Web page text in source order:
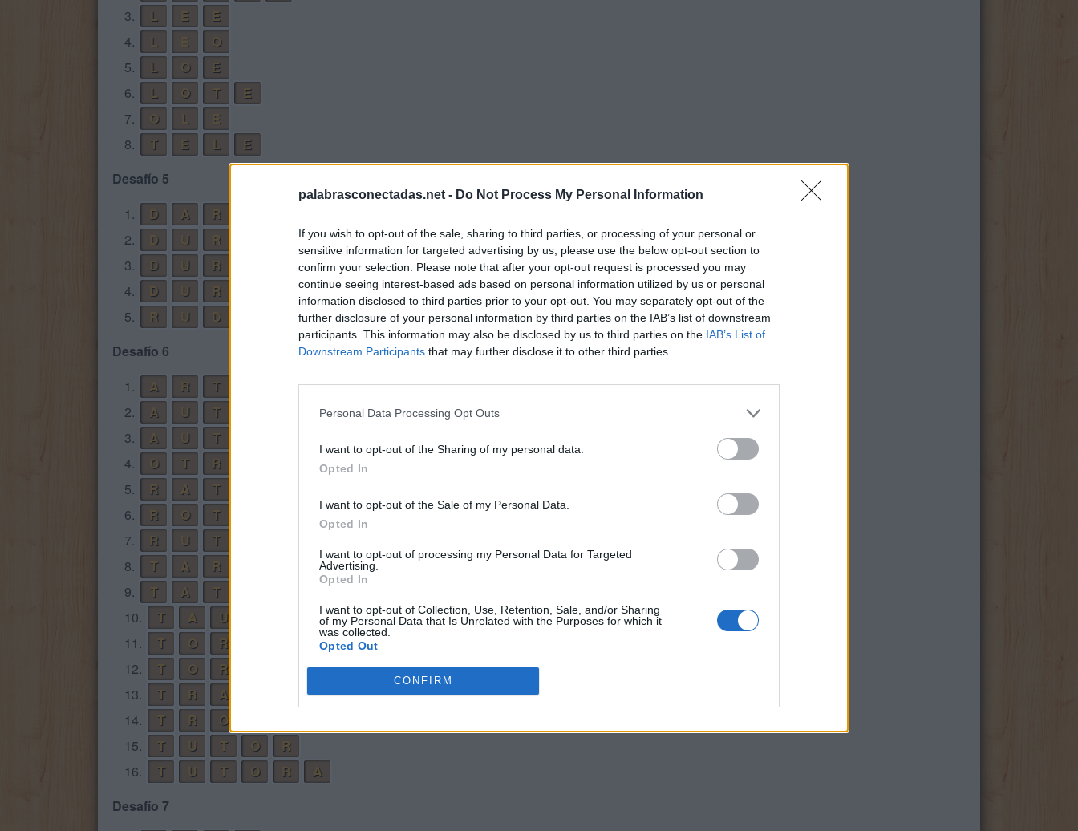
palabrasconectadas.net - Do Not Process My Personal Information
If you wish to opt-out of the sale, sharing to third parties, or processing of your personal or
sensitive information for targeted advertising by us, please use the below opt-out section to
confirm your selection. Please note that after your opt-out request is processed you may
continue seeing interest-based ads based on personal information utilized by us or personal
information disclosed to third parties prior to your opt-out. You may separately opt-out of the
further disclosure of your personal information by third parties on the IAB’s list of downstream
participants. This information may also be disclosed by us to third parties on the IAB’s List of
Downstream Participants that may further disclose it to other third parties.
Personal Data Processing Opt Outs
I want to opt-out of the Sharing of my personal data.
Opted In
I want to opt-out of the Sale of my Personal Data.
Opted In
I want to opt-out of processing my Personal Data for Targeted
Advertising.
Opted In
I want to opt-out of Collection, Use, Retention, Sale, and/or Sharing
of my Personal Data that Is Unrelated with the Purposes for which it
was collected.
Opted Out
CONFIRM
3.
L E
E
4.
L E
O
5.
L O
E
6.
L O T
E
7.
O L
E
8.
T E L
E
Desafío 5
1.
D A R
2.
D U R
3.
D U R
4.
D U R
Á
5.
R U D
Desafío 6
1.
A R T
2.
A U T
3.
A U T
4.
O T R
5.
R A T
6.
R O T
7.
R U T
8.
T A R
9.
T A T
10.
T A U
11.
T O R
12.
T O R
13.
T R A
14.
T R O
15.
T U T O
R
16.
T U T O R
A
Desafío 7